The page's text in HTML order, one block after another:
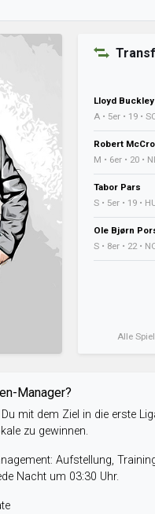
Lloyd Buckley
A • 5er • 19 •
Robert
M • 6er • 20 •
Tabor Pars
S • 5er • 19 •
Ole Bjørn
S • 8er • 22 •
Alle
Manager?
mit dem Ziel in die erste
zu gewinnen.
Aufstellung,
Nacht um 03:30 Uhr.